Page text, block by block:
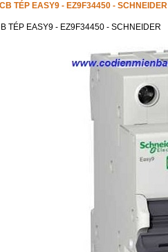
TÉP EASY9 - EZ9F34450 - SCHNEIDER
TÉP EASY9 - EZ9F34450 - SCHNEIDER